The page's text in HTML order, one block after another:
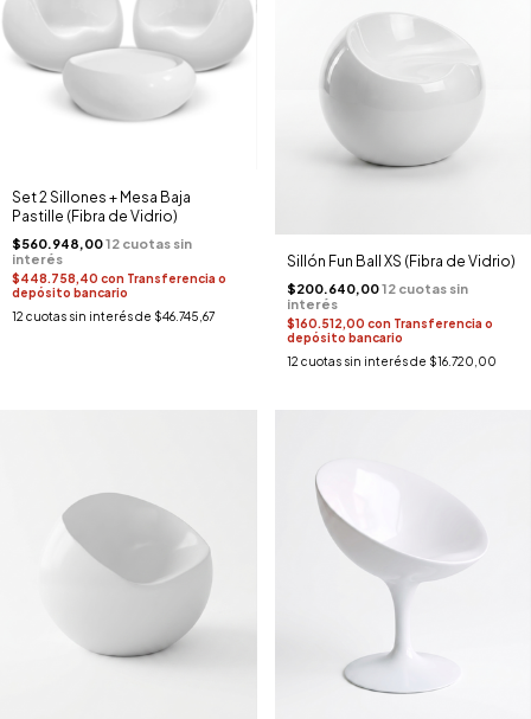
Set 2 Sillones + Mesa Baja
Pastille (Fibra de Vidrio)
$560.948,00
$448.758,40 con Transferencia o
depósito bancario
12 cuotas sin interés de $46.745,67
Sillón Fun Ball XS (Fibra de Vidrio)
$200.640,00
$160.512,00 con Transferencia o
depósito bancario
12 cuotas sin interés de $16.720,00